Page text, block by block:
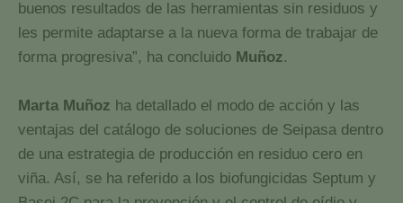
buenos resultados de las herramientas sin residuos y
les permite adaptarse a la nueva forma de trabajar de
forma progresiva”, ha concluido Muñoz.
Marta Muñoz ha detallado el modo de acción y las
ventajas del catálogo de soluciones de Seipasa dentro
de una estrategia de producción en residuo cero en
viña. Así, se ha referido a los biofungicidas Septum y